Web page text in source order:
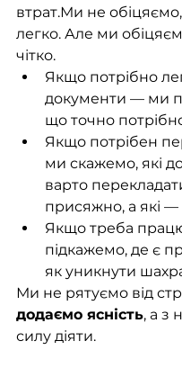
втрат.Ми не
легко. Але ми
чітко.
Якщо потрібно
документи — ми
що точно
Якщо потрібен
ми скажемо, які
варто
присяжно, а які —
Якщо треба
підкажемо, де є
як уникнути
Ми не рятуємо від
додаємо ясність, а з
силу діяти.